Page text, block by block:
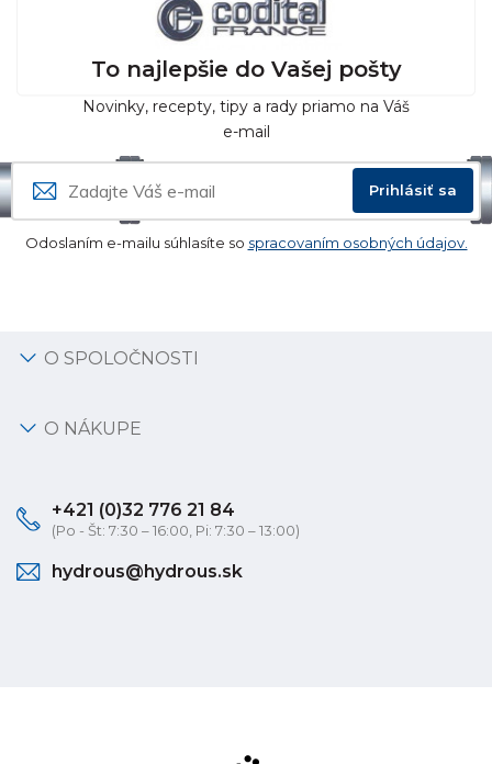
To najlepšie do Vašej pošty
Novinky, recepty, tipy a rady priamo na Váš
e-mail
Prihlásiť sa
Odoslaním e-mailu súhlasíte so spracovaním osobných údajov.
O SPOLOČNOSTI
O NÁKUPE
+421 (0)32 776 21 84
(Po - Št: 7:30 – 16:00, Pi: 7:30 – 13:00)
hydrous@hydrous.sk